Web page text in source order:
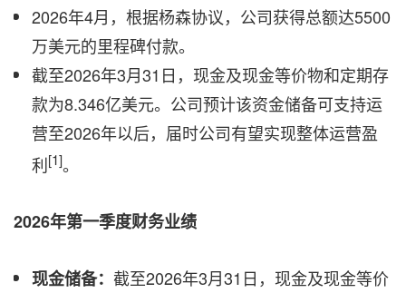
2026年4月，根据杨森协议，公司获得总额达5500
万美元的里程碑付款。
截至2026年3月31日，现金及现金等价物和定期存
款为8.346亿美元。公司预计该资金储备可支持运
营至2026年以后，届时公司有望实现整体运营盈
利[1]。
2026年第一季度财务业绩
现金储备： 截至2026年3月31日，现金及现金等价